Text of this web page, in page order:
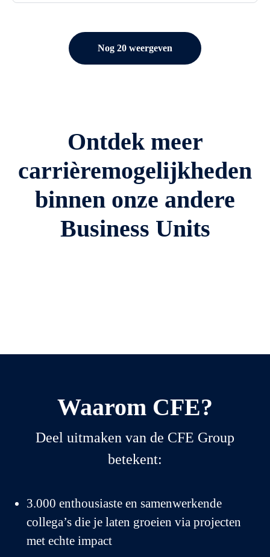
Nog 20 weergeven
Ontdek meer
carrièremogelijkheden
binnen onze andere
Business Units
Waarom CFE?
Deel uitmaken van de CFE Group
betekent:
3.000 enthousiaste en samenwerkende
collega’s die je laten groeien via projecten
met echte impact